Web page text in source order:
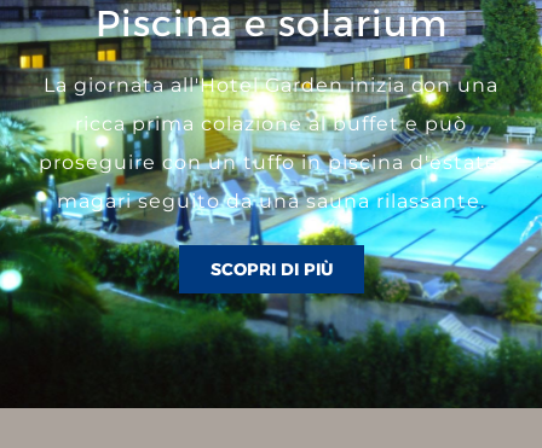
Piscina e solarium
La giornata all'Hotel Garden inizia con una
ricca prima colazione al buffet e può
proseguire con un tuffo in piscina d'estate,
magari seguito da una sauna rilassante.
SCOPRI DI PIÙ